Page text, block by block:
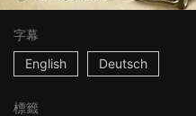
字幕
English
Deutsch
標籤